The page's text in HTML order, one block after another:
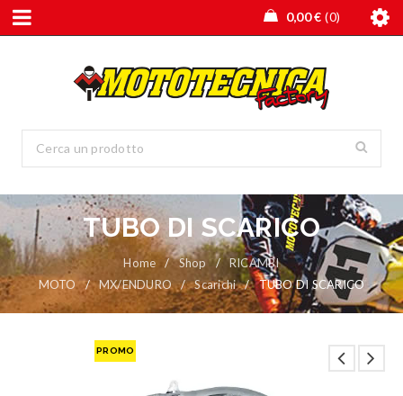
0,00€ 0
TUBO DI SCARICO
Home / Shop /
RICAMBI
MOTO
/ MX/ENDURO / Scarichi / TUBO DI SCARICO
PROMO